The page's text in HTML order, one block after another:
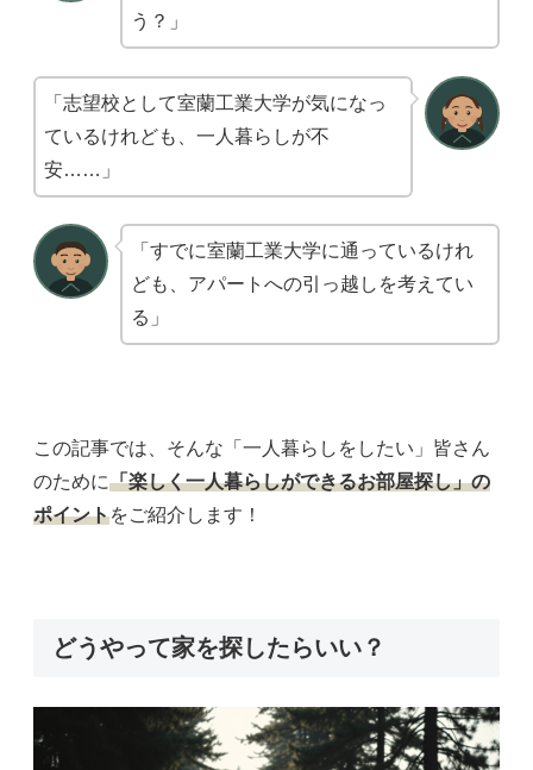
う？」
「志望校として室蘭工業大学が気になっ
ているけれども、一人暮らしが不
安……」
「すでに室蘭工業大学に通っているけれ
ども、アパートへの引っ越しを考えてい
る」
この記事では、そんな「一人暮らしをしたい」皆さん
のために「楽しく一人暮らしができるお部屋探し」の
ポイントをご紹介します！
どうやって家を探したらいい？